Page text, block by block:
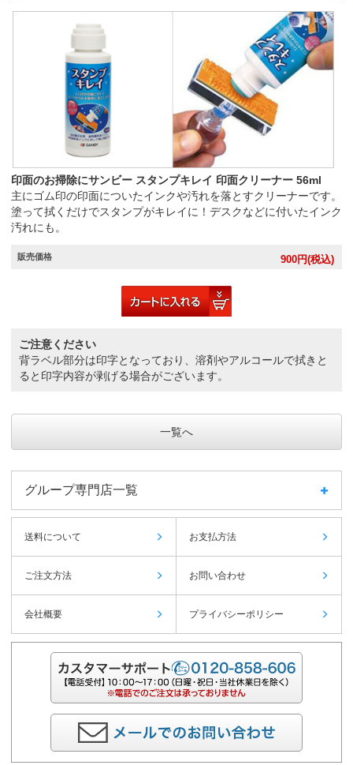
印面のお掃除にサンビー スタンプキレイ 印面クリーナー 56ml
主にゴム印の印面についたインクや汚れを落とすクリーナーです。
塗って拭くだけでスタンプがキレイに！デスクなどに付いたインク
汚れにも。
販売価格 900円(税込)
ご注意ください
背ラベル部分は印字となっており、溶剤やアルコールで拭きと
ると印字内容が剥げる場合がございます。
一覧へ
グループ専門店一覧
送料について お支払方法
ご注文方法 お問い合わせ
会社概要 プライバシーポリシー